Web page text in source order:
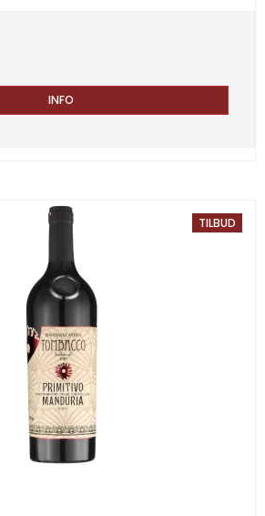
INFO
TILBUD